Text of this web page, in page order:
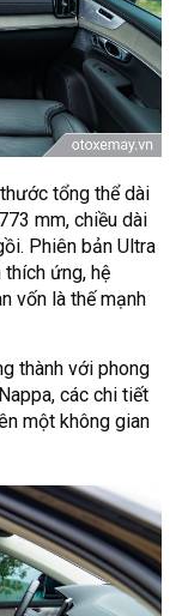
tổng thể dài
mm, chiều dài
Phiên bản Ultra
ứng, hệ
vốn là thế mạnh
thành với phong
các chi tiết
một không gian